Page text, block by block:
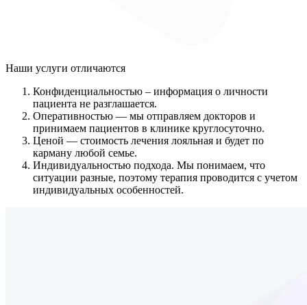
Наши услуги отличаются
Конфиденциальностью – информация о личности
пациента не разглашается.
Оперативностью — мы отправляем докторов и
принимаем пациентов в клинике круглосуточно.
Ценой — стоимость лечения лояльная и будет по
карману любой семье.
Индивидуальностью подхода. Мы понимаем, что
ситуации разные, поэтому терапия проводится с учетом
индивидуальных особенностей.